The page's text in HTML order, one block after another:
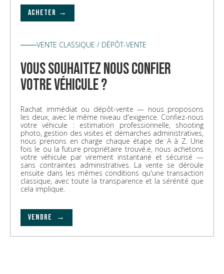
ACHETER →
VENTE CLASSIQUE / DÉPÔT-VENTE
vous souhaitez nous confier
votre véhicule ?
Rachat immédiat ou dépôt-vente — nous proposons
les deux, avec le même niveau d'exigence. Confiez-nous
votre véhicule : estimation professionnelle, shooting
photo, gestion des visites et démarches administratives,
nous prenons en charge chaque étape de A à Z. Une
fois le ou la future propriétaire trouvé.e, nous achetons
votre véhicule par virement instantané et sécurisé —
sans contraintes administratives. La vente se déroule
ensuite dans les mêmes conditions qu'une transaction
classique, avec toute la transparence et la sérénité que
cela implique.
VENDRE →